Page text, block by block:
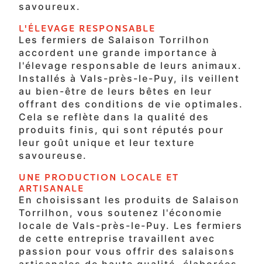
savoureux.
L'ÉLEVAGE RESPONSABLE
Les fermiers de Salaison Torrilhon
accordent une grande importance à
l'élevage responsable de leurs animaux.
Installés à Vals-près-le-Puy, ils veillent
au bien-être de leurs bêtes en leur
offrant des conditions de vie optimales.
Cela se reflète dans la qualité des
produits finis, qui sont réputés pour
leur goût unique et leur texture
savoureuse.
UNE PRODUCTION LOCALE ET
ARTISANALE
En choisissant les produits de Salaison
Torrilhon, vous soutenez l'économie
locale de Vals-près-le-Puy. Les fermiers
de cette entreprise travaillent avec
passion pour vous offrir des salaisons